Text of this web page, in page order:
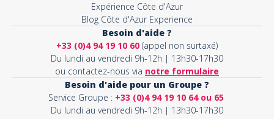
Expérience Côte d'Azur
Blog Côte d'Azur Experience
Besoin d'aide ?
+33 (0)4 94 19 10 60 (appel non surtaxé)
Du lundi au vendredi 9h-12h | 13h30-17h30
ou contactez-nous via notre formulaire
Besoin d'aide pour un Groupe ?
Service Groupe : +33 (0)4 94 19 10 64 ou 65
Du lundi au vendredi 9h-12h | 13h30-17h30